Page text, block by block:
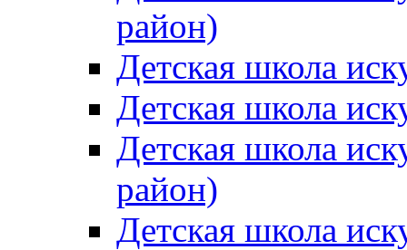
район)
Детская школа
Детская школа
Детская школа
район)
Детская школа